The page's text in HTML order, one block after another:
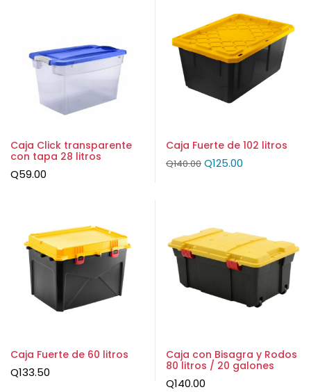
Caja Click transparente
con tapa 28 litros
Q59.00
Caja Fuerte de 102 litros
Q140.00 Q125.00
Caja Fuerte de 60 litros
Q133.50
Caja con Bisagra y Rodos
80 litros / 20 galones
Q140.00